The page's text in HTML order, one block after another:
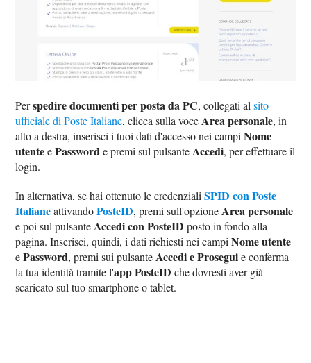
Perspedire documenti per posta da PC, collegati alsito
ufficiale di Poste Italiane, clicca sulla voce Area personale, in
alto a destra, inserisci i tuoi dati d'accesso nei campiNome
utenteePassworde premi sul pulsante Accedi, per effettuare il
login.
In alternativa, se hai ottenuto le credenzialiSPID con Poste
ItalianeattivandoPosteID, premi sull'opzione Area personale
e poi sul pulsante Accedi con PosteID posto in fondo alla
pagina. Inserisci, quindi, i dati richiesti nei campiNome utente
ePassword, premi sui pulsante Accedi e Proseguie conferma
la tua identità tramite l'app PosteID che dovresti aver già
scaricato sul tuo smartphone o tablet.